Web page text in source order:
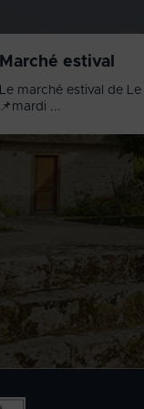
Marché estival
Le marché estival de
📌mardi ...